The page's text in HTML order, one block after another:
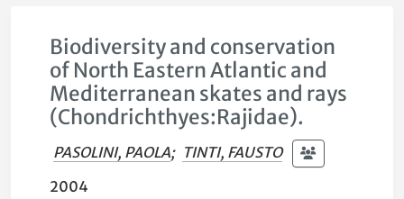
Biodiversity and conservation
of North Eastern Atlantic and
Mediterranean skates and rays
(Chondrichthyes:Rajidae).
PASOLINI, PAOLA; TINTI, FAUSTO
2004